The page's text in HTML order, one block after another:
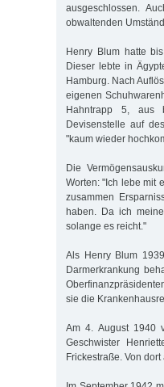
ausgeschlossen.
obwaltenden
Henry Blum hatte
Dieser lebte in
Hamburg. Nach
eigenen
Hahntrapp 5, aus
Devisenstelle auf
"kaum wieder
Die
Worten: "Ich lebe mit
zusammen
haben. Da ich
solange es reicht."
Als Henry Blum
Darmerkrankung
sie die
Am 4. August 1940
Geschwister
Frickestraße. Von